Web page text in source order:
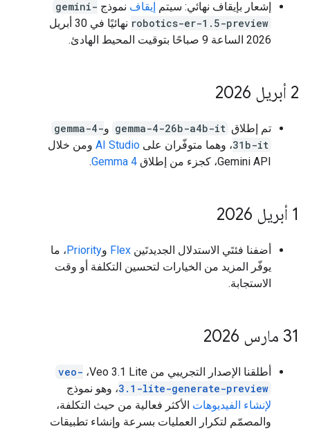
إشعار بإيقاف نهائي: سيتم إيقاف نموذج gemini-
robotics-er-1.5-preview
نهائيًا في 30 أبريل
2026 الساعة 9 صباحًا بتوقيت المحيط الهادئ.
‫2 أبريل 2026
تم إطلاق gemma-4-26b-a4b-it وgemma-4-
31b-it، وهما متوفّران على AI Studio ومن خلال
Gemini API، كجزء من إطلاق
Gemma 4
.
‫1 أبريل 2026
أضفنا فئتَي الاستدلال الجديدتَين Flex وPriority، ما
يوفّر المزيد من الخيارات لتحسين التكلفة أو وقت
الاستجابة.
‫31 مارس 2026
أطلقنا الإصدار التجريبي من Veo 3.1 Lite،
veo-
3.1-lite-generate-preview، وهو نموذج
لإنشاء الفيديوهات الأكثر فعالية من حيث التكلفة،
والمصمّم لتكرار العمليات بسرعة وإنشاء تطبيقات